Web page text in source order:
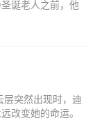
诞老人之前，他
突然出现时，迪
改变她的命运。